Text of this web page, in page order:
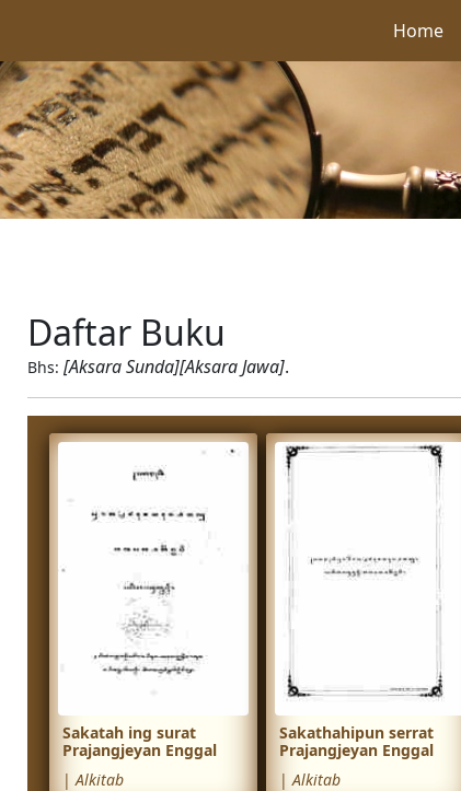
Home
Daftar Buku
Bhs: [Aksara Sunda][Aksara Jawa].
Sakatah ing surat
Prajangjeyan Enggal
|Alkitab
Sakathahipun serrat
Prajangjeyan Enggal
|Alkitab